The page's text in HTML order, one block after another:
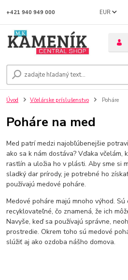
EUR
+421 940 949 000
Úvod Včelárske príslušenstvo Poháre
Poháre na med
Med patrí medzi najobľúbenejšie
ako sa k nám dostáva? Vďaka včelám,
rastlín a uložia ho v plásti. Aby sme si
sladký dar prírody, je potrebné ho
používajú medové poháre.
Medové poháre majú mnoho výhod. Sú
recyklovateľné, čo znamená, že ich
Navyše, keď sa používajú správne,
prostredie. Okrem toho sú medové
slúžiť aj ako ozdoba nášho domova.